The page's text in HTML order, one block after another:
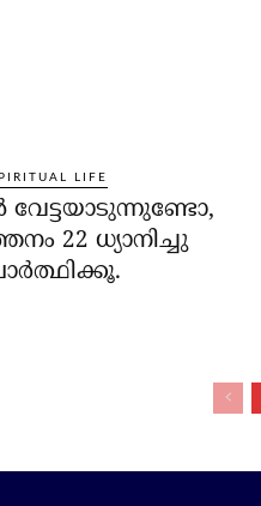
LIFE
22 ധ്യാനിച്ചു